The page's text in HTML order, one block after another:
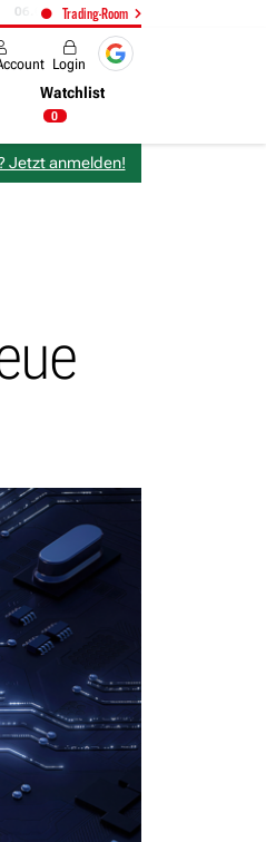
Trading-Room
14:58 AMAZON (i) hat zwei Tage
Login
Watchlist
0
Jetzt anmelden!